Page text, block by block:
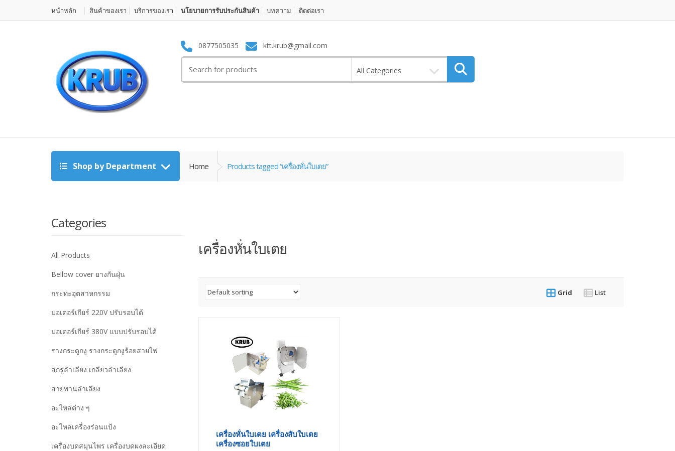
หน้าหลัก สินค้าของเรา บริการของเรา นโยบายการรับประกันสินค้า บทความ ติดต่อเรา
0877505035 ktt.krub@gmail.com
All Categories
Shop by Department Home Products tagged “เครื่องหั่นใบเตย”
เครื่องหั่นใบเตย
Grid List
เครื่องหั่นใบเตย เครื่องสับใบเตย
เครื่องซอยใบเตย
Categories
All Products
Bellow cover ยางกันฝุ่น
กระทะอุตสาหกรรม
มอเตอร์เกียร์ 220V ปรับรอบได้
มอเตอร์เกียร์ 380V แบบปรับรอบได้
รางกระดูกงู รางกระดูกงูร้อยสายไฟ
สกรูลำเลียง เกลียวลำเลียง
สายพานลำเลียง
อะไหล่ต่าง ๆ
อะไหล่เครื่องร่อนแป้ง
เครื่องบดสมุนไพร เครื่องบดผงละเอียด